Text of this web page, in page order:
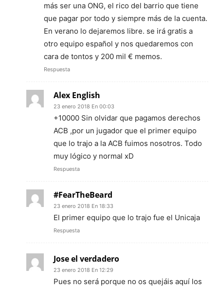
más ser una ONG, el rico del barrio que tiene
que pagar por todo y siempre más de la cuenta.
En verano lo dejaremos libre. se irá gratis a
otro equipo español y nos quedaremos con
cara de tontos y 200 mil € memos.
Respuesta
Alex English
23 enero 2018 En 00:03
+10000 Sin olvidar que pagamos derechos
ACB ,por un jugador que el primer equipo
que lo trajo a la ACB fuimos nosotros. Todo
muy lógico y normal xD
Respuesta
#FearTheBeard
23 enero 2018 En 18:33
El primer equipo que lo trajo fue el Unicaja
Respuesta
Jose el verdadero
23 enero 2018 En 12:29
Pues no será porque no os quejáis aquí los